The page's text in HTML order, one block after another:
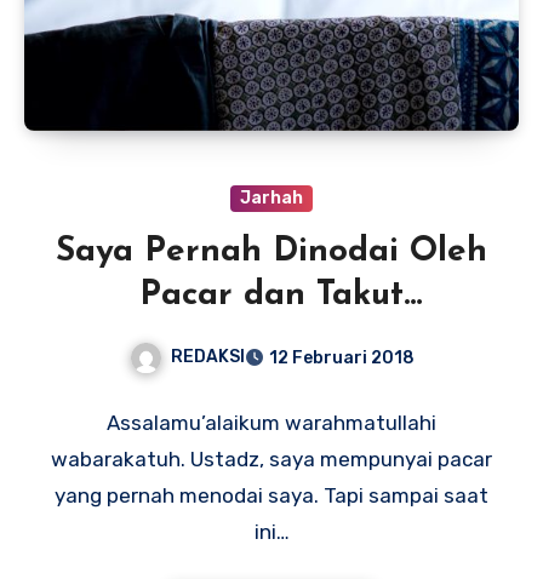
Jarhah
Saya Pernah Dinodai Oleh
Pacar dan Takut
Memutusnya, Apa
REDAKSI 12 Februari 2018
Assalamu’alaikum warahmatullahi
wabarakatuh. Ustadz, saya mempunyai pacar
yang pernah menodai saya. Tapi sampai saat
ini…